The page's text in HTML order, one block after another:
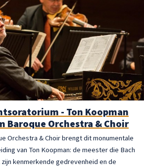
- Ton Koopman
Baroque Orchestra & Choir
Orchestra & Choir brengt dit monumentale
van Ton Koopman: de meester die Bach
kenmerkende gedrevenheid en de